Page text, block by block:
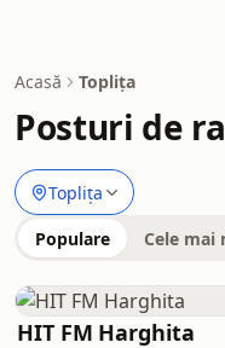
Acasă Toplița
Posturi de
Toplița
Populare Cele mai
HIT FM Harghita